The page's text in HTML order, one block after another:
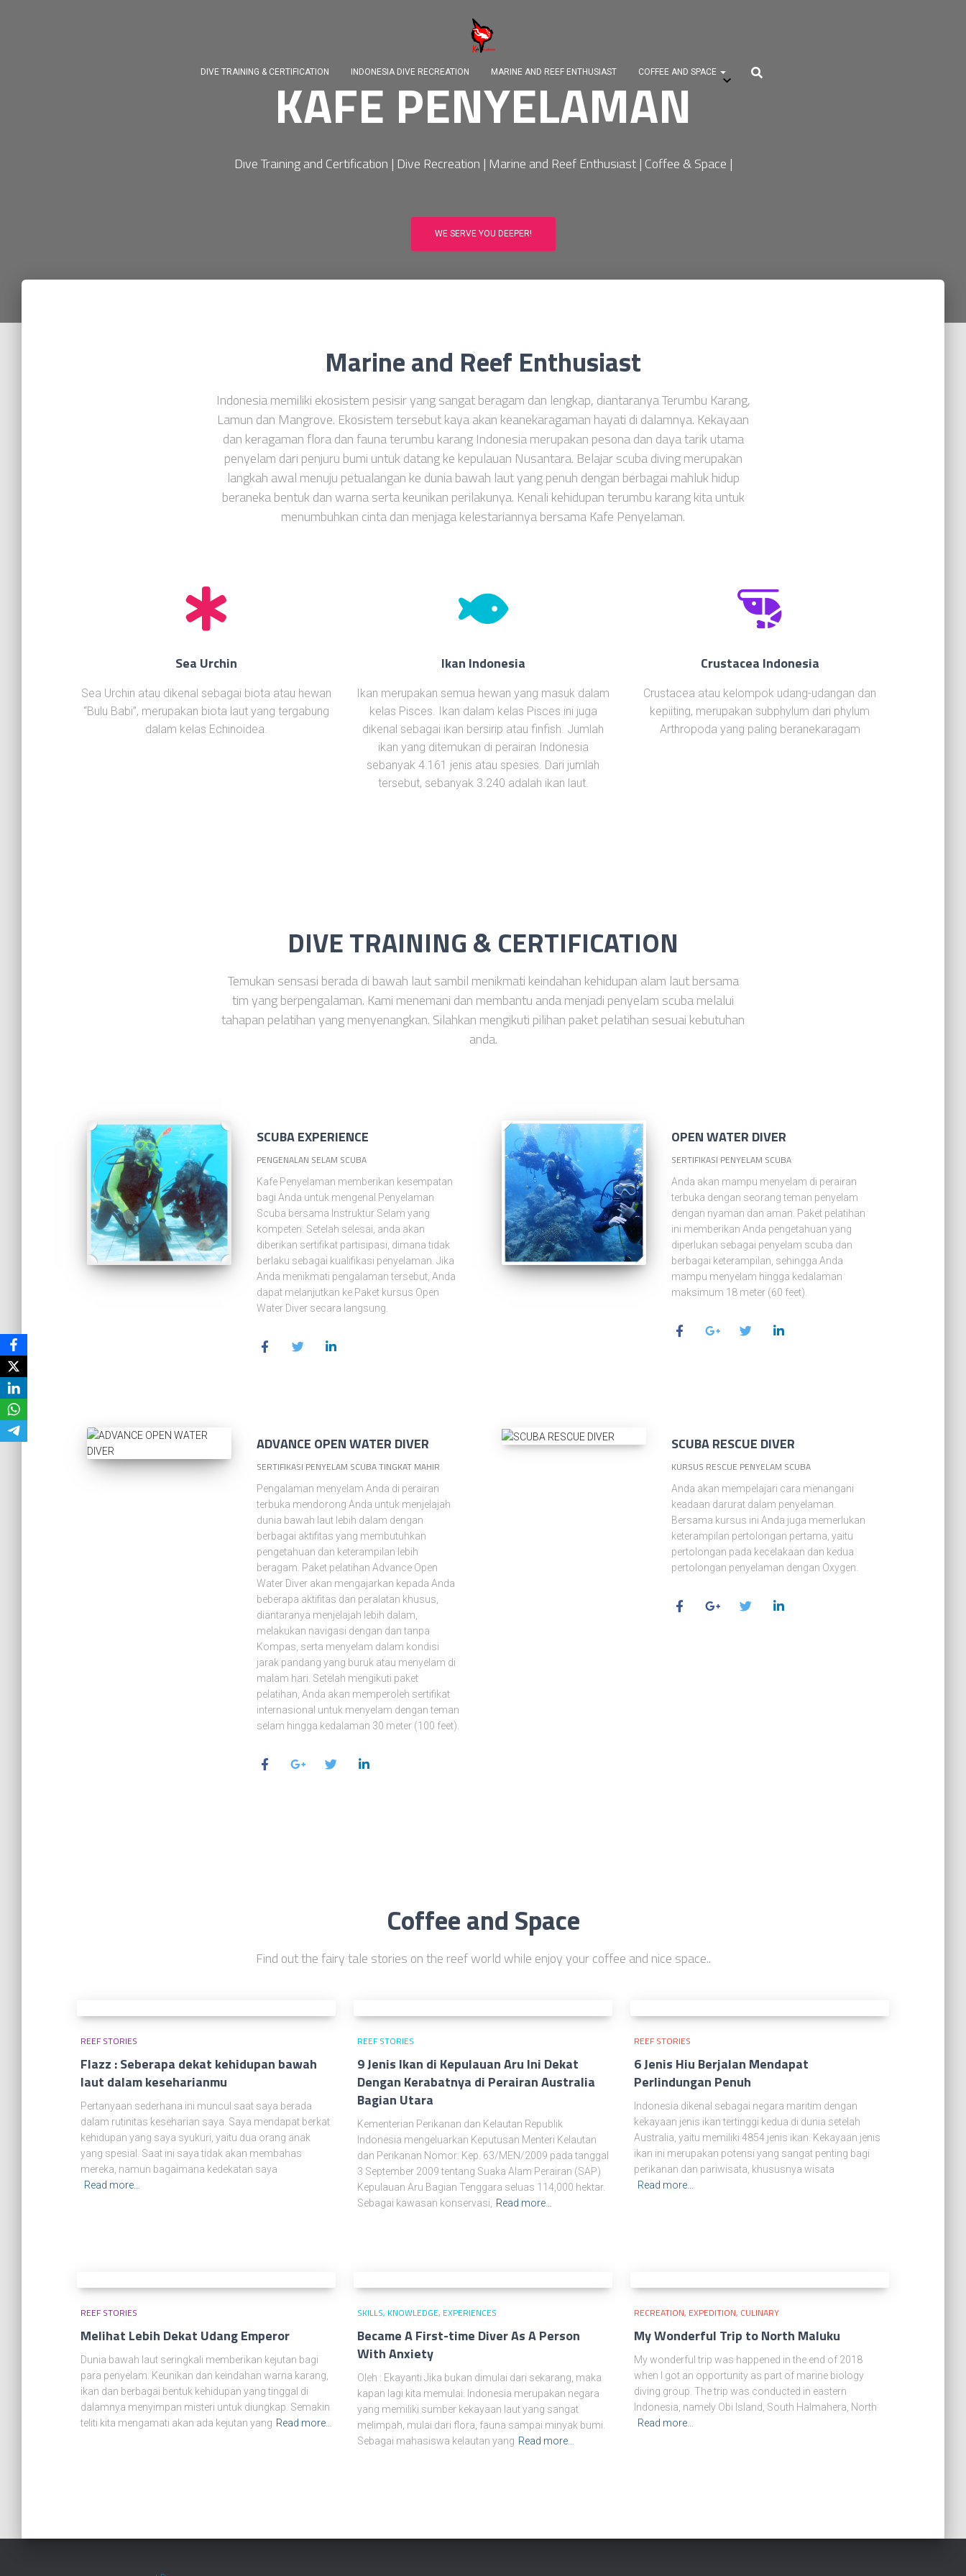
DIVE TRAINING & CERTIFICATION INDONESIA DIVE RECREATION MARINE AND REEF ENTHUSIAST COFFEE AND SPACE
KAFE PENYELAMAN
Dive Training and Certification | Dive Recreation | Marine and Reef Enthusiast | Coffee & Space |
WE SERVE YOU DEEPER!
Marine and Reef Enthusiast
Indonesia memiliki ekosistem pesisir yang sangat beragam dan lengkap, diantaranya Terumbu Karang,
Lamun dan Mangrove. Ekosistem tersebut kaya akan keanekaragaman hayati di dalamnya. Kekayaan
dan keragaman flora dan fauna terumbu karang Indonesia merupakan pesona dan daya tarik utama
penyelam dari penjuru bumi untuk datang ke kepulauan Nusantara. Belajar scuba diving merupakan
langkah awal menuju petualangan ke dunia bawah laut yang penuh dengan berbagai mahluk hidup
beraneka bentuk dan warna serta keunikan perilakunya. Kenali kehidupan terumbu karang kita untuk
menumbuhkan cinta dan menjaga kelestariannya bersama Kafe Penyelaman.
Sea Urchin
Sea Urchin atau dikenal sebagai biota atau hewan
“Bulu Babi”, merupakan biota laut yang tergabung
dalam kelas Echinoidea.
Ikan Indonesia
Ikan merupakan semua hewan yang masuk dalam
kelas Pisces. Ikan dalam kelas Pisces ini juga
dikenal sebagai ikan bersirip atau finfish. Jumlah
ikan yang ditemukan di perairan Indonesia
sebanyak 4.161 jenis atau spesies. Dari jumlah
tersebut, sebanyak 3.240 adalah ikan laut.
Crustacea Indonesia
Crustacea atau kelompok udang-udangan dan
kepiiting, merupakan subphylum dari phylum
Arthropoda yang paling beranekaragam
DIVE TRAINING & CERTIFICATION
Temukan sensasi berada di bawah laut sambil menikmati keindahan kehidupan alam laut bersama
tim yang berpengalaman. Kami menemani dan membantu anda menjadi penyelam scuba melalui
tahapan pelatihan yang menyenangkan. Silahkan mengikuti pilihan paket pelatihan sesuai kebutuhan
anda.
SCUBA EXPERIENCE
PENGENALAN SELAM SCUBA
Kafe Penyelaman memberikan kesempatan
bagi Anda untuk mengenal Penyelaman
Scuba bersama Instruktur Selam yang
kompeten. Setelah selesai, anda akan
diberikan sertifikat partisipasi, dimana tidak
berlaku sebagai kualifikasi penyelaman. Jika
Anda menikmati pengalaman tersebut, Anda
dapat melanjutkan ke Paket kursus Open
Water Diver secara langsung.
OPEN WATER DIVER
SERTIFIKASI PENYELAM SCUBA
Anda akan mampu menyelam di perairan
terbuka dengan seorang teman penyelam
dengan nyaman dan aman. Paket pelatihan
ini memberikan Anda pengetahuan yang
diperlukan sebagai penyelam scuba dan
berbagai keterampilan, sehingga Anda
mampu menyelam hingga kedalaman
maksimum 18 meter (60 feet).
ADVANCE OPEN WATER DIVER
SERTIFIKASI PENYELAM SCUBA TINGKAT MAHIR
Pengalaman menyelam Anda di perairan
terbuka mendorong Anda untuk menjelajah
dunia bawah laut lebih dalam dengan
berbagai aktifitas yang membutuhkan
pengetahuan dan keterampilan lebih
beragam. Paket pelatihan Advance Open
Water Diver akan mengajarkan kepada Anda
beberapa aktifitas dan peralatan khusus,
diantaranya menjelajah lebih dalam,
melakukan navigasi dengan dan tanpa
Kompas, serta menyelam dalam kondisi
jarak pandang yang buruk atau menyelam di
malam hari. Setelah mengikuti paket
pelatihan, Anda akan memperoleh sertifikat
internasional untuk menyelam dengan teman
selam hingga kedalaman 30 meter (100 feet).
SCUBA RESCUE DIVER
KURSUS RESCUE PENYELAM SCUBA
Anda akan mempelajari cara menangani
keadaan darurat dalam penyelaman.
Bersama kursus ini Anda juga memerlukan
keterampilan pertolongan pertama, yaitu
pertolongan pada kecelakaan dan kedua
pertolongan penyelaman dengan Oxygen.
Coffee and Space
Find out the fairy tale stories on the reef world while enjoy your coffee and nice space..
REEF STORIES
Flazz : Seberapa dekat kehidupan bawah
laut dalam keseharianmu
Pertanyaan sederhana ini muncul saat saya berada
dalam rutinitas keseharian saya. Saya mendapat berkat
kehidupan yang saya syukuri, yaitu dua orang anak
yang spesial. Saat ini saya tidak akan membahas
mereka, namun bagaimana kedekatan saya
Read more…
REEF STORIES
9 Jenis Ikan di Kepulauan Aru Ini Dekat
Dengan Kerabatnya di Perairan Australia
Bagian Utara
Kementerian Perikanan dan Kelautan Republik
Indonesia mengeluarkan Keputusan Menteri Kelautan
dan Perikanan Nomor: Kep. 63/MEN/2009 pada tanggal
3 September 2009 tentang Suaka Alam Perairan (SAP)
Kepulauan Aru Bagian Tenggara seluas 114,000 hektar.
Sebagai kawasan konservasi, Read more…
REEF STORIES
6 Jenis Hiu Berjalan Mendapat
Perlindungan Penuh
Indonesia dikenal sebagai negara maritim dengan
kekayaan jenis ikan tertinggi kedua di dunia setelah
Australia, yaitu memiliki 4854 jenis ikan. Kekayaan jenis
ikan ini merupakan potensi yang sangat penting bagi
perikanan dan pariwisata, khususnya wisata
Read more…
REEF STORIES
Melihat Lebih Dekat Udang Emperor
Dunia bawah laut seringkali memberikan kejutan bagi
para penyelam. Keunikan dan keindahan warna karang,
ikan dan berbagai bentuk kehidupan yang tinggal di
dalamnya menyimpan misteri untuk diungkap. Semakin
teliti kita mengamati akan ada kejutan yang Read more…
SKILLS, KNOWLEDGE, EXPERIENCES
Became A First-time Diver As A Person
With Anxiety
Oleh : Ekayanti Jika bukan dimulai dari sekarang, maka
kapan lagi kita memulai. Indonesia merupakan negara
yang memiliki sumber kekayaan laut yang sangat
melimpah, mulai dari flora, fauna sampai minyak bumi.
Sebagai mahasiswa kelautan yang Read more…
RECREATION, EXPEDITION, CULINARY
My Wonderful Trip to North Maluku
My wonderful trip was happened in the end of 2018
when I got an opportunity as part of marine biology
diving group. The trip was conducted in eastern
Indonesia, namely Obi Island, South Halmahera, North
Read more…